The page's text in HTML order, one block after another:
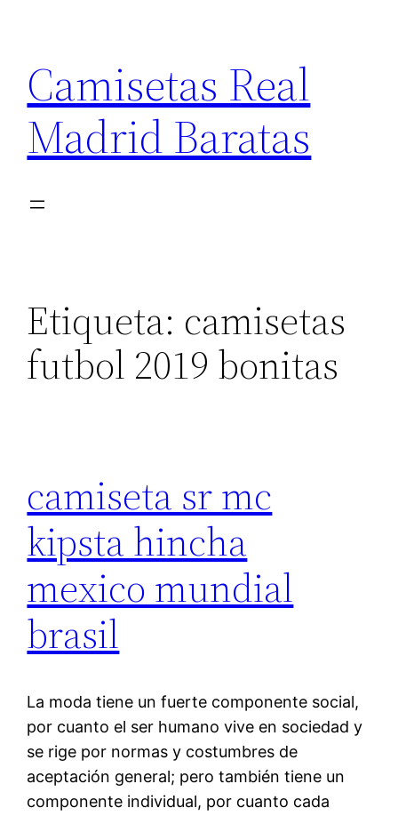
contenido
Camisetas Real
Madrid Baratas
Etiqueta: camisetas
futbol 2019 bonitas
camiseta sr mc
kipsta hincha
mexico mundial
brasil
La moda tiene un fuerte componente social,
por cuanto el ser humano vive en sociedad y
se rige por normas y costumbres de
aceptación general; pero también tiene un
componente individual, por cuanto cada